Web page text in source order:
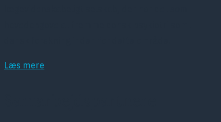
Læs mere